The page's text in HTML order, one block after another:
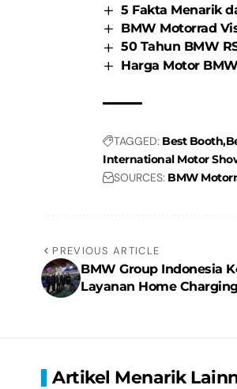
5 Fakta Menarik
BMW Motorrad
50 Tahun BMW
Harga Motor
TAGGED: Best Booth
International Motor
SOURCES: BMW
PREVIOUS ARTICLE
BMW Group Indonesia
Layanan Home Charging
Artikel Menarik